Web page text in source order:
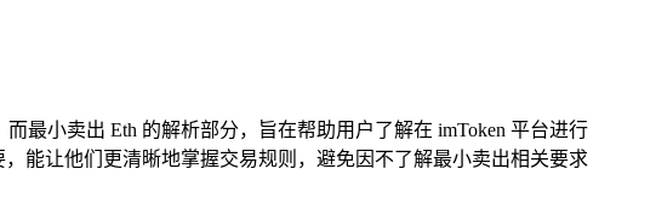
最小卖出 Eth 的解析部分，旨在帮助用户了解在 imToken 平台进行
能让他们更清晰地掌握交易规则，避免因不了解最小卖出相关要求